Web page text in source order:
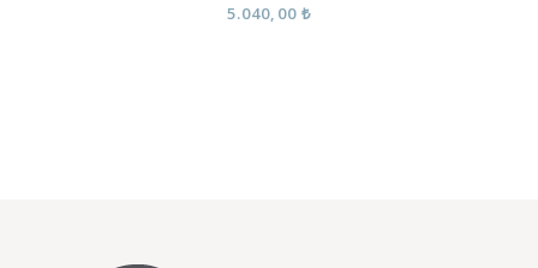
5.040,00 ₺